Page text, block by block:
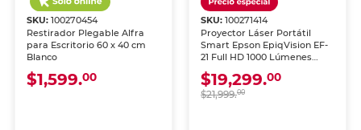
SKU:100270454
Restirador Plegable Alfra
para Escritorio 60 x 40 cm
Blanco
$1,599.00
SKU: 100271414
Proyector Láser Portátil
Smart Epson EpiqVision EF-
21 Full HD 1000 Lúmenes
Blanco Diamante
$19,299.00
$21,999.00